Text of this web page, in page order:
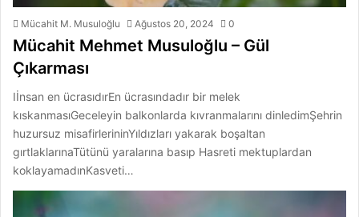
Mücahit M. Musuloğlu Ağustos 20, 2024 0
Mücahit Mehmet Musuloğlu – Gül
Çıkarması
Iİnsan en ücrasıdırEn ücrasındadır bir melek
kıskanmasıGeceleyin balkonlarda kıvranmalarını dinledimŞehrin
huzursuz misafirlerininYıldızları yakarak boşaltan
gırtlaklarınaTütünü yaralarına basıp Hasreti mektuplardan
koklayamadınKasveti…